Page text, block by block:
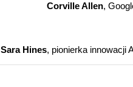
Corville Allen,
Sara Hines, pionierka innowacji